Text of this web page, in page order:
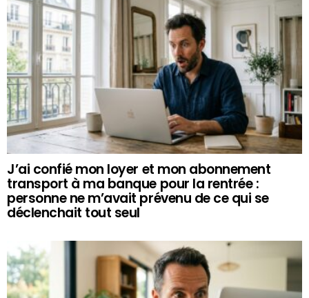
J’ai confié mon loyer et mon abonnement
transport à ma banque pour la rentrée :
personne ne m’avait prévenu de ce qui se
déclenchait tout seul